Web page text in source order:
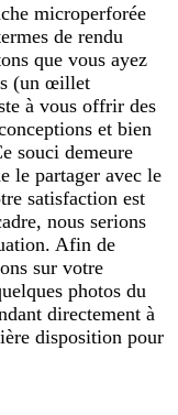
microperforée
de rendu
que vous ayez
(un œillet
à vous offrir des
et bien
souci demeure
le partager avec le
satisfaction est
nous serions
Afin de
sur votre
photos du
directement à
disposition pour